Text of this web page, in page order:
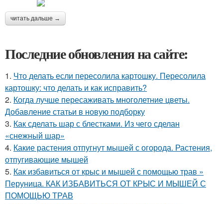
читать дальше →
Последние обновления на сайте:
1. Что делать если пересолила картошку. Пересолила
картошку: что делать и как исправить?
2. Когда лучше пересаживать многолетние цветы.
Добавление статьи в новую подборку
3. Как сделать шар с блестками. Из чего сделан
«снежный шар»
4. Какие растения отпугнут мышей с огорода. Растения,
отпугивающие мышей
5. Как избавиться от крыс и мышей с помощью трав »
Перуница. КАК ИЗБАВИТЬСЯ ОТ КРЫС И МЫШЕЙ С
ПОМОЩЬЮ ТРАВ